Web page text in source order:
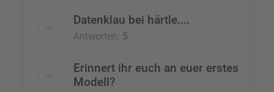
Datenklau bei härtle....
Antworten: 5
Erinnert ihr euch an euer erstes
Modell?